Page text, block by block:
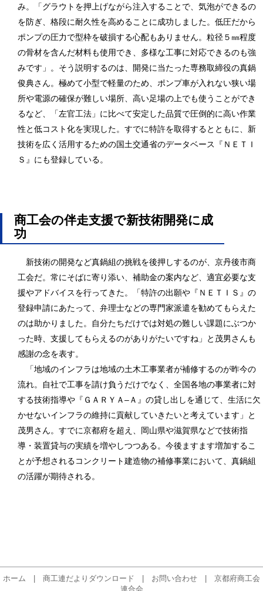
み。「グラウトを押上げながら注入することで、気泡ができるの
を防ぎ、格段に耐久性を高めることに成功しました。低圧だから
ポンプの圧力で型枠を破損する心配もありません。粒径５㎜程度
の骨材を含んだ材料も使用でき、多様な工事に対応できるのも強
みです」。そう説明するのは、開発に当たった専務取締役の真鍋
俊典さん。極めて小型で軽量のため、ポンプ車が入れない狭い場
所や電源の確保が難しい場所、高い足場の上でも使うことができ
るなど、「左官工法」に比べて安定した品質で圧倒的に高い作業
性と低コスト化を実現した。すでに特許を取得するとともに、新
技術を広く活用するための国土交通省のデータベース『ＮＥＴＩ
Ｓ』にも登録している。
商工会の伴走支援で新技術開発に成
功
新技術の開発など真鍋組の挑戦を後押しするのが、京丹後市商
工会だ。常にそばに寄り添い、補助金の案内など、適宜必要な支
援やアドバイスを行ってきた。「特許の出願や『ＮＥＴＩＳ』の
登録申請にあたって、弁理士などの専門家派遣を勧めてもらえた
のは助かりました。自分たちだけでは対処の難しい課題にぶつか
った時、支援してもらえるのがありがたいですね」と茂男さんも
感謝の念を表す。
「地域のインフラは地域の土木工事業者が補修するのが昨今の
流れ。自社で工事を請け負うだけでなく、全国各地の事業者に対
する技術指導や『ＧＡＲＹＡ‒Ａ』の貸し出しを通じて、生活に欠
かせないインフラの維持に貢献していきたいと考えています」と
茂男さん。すでに京都府を超え、岡山県や滋賀県などで技術指
導・装置貸与の実績を増やしつつある。今後ますます増加するこ
とが予想されるコンクリート建造物の補修事業において、真鍋組
の活躍が期待される。
ホーム 商工連だよりダウンロード お問い合わせ
京都府商工会
連合会